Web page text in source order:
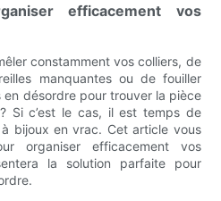
efficacement vos
constamment vos colliers, de
manquantes ou de fouiller
désordre pour trouver la pièce
Si c’est le cas, il est temps de
bijoux en vrac. Cet article vous
organiser efficacement vos
la solution parfaite pour